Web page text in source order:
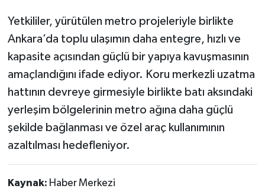
Yetkililer, yürütülen metro projeleriyle birlikte
Ankara’da toplu ulaşımın daha entegre, hızlı ve
kapasite açısından güçlü bir yapıya kavuşmasının
amaçlandığını ifade ediyor. Koru merkezli uzatma
hattının devreye girmesiyle birlikte batı aksındaki
yerleşim bölgelerinin metro ağına daha güçlü
şekilde bağlanması ve özel araç kullanımının
azaltılması hedefleniyor.
Kaynak: Haber Merkezi